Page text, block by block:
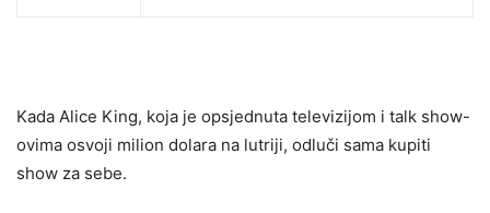
Kada Alice King, koja je opsjednuta televizijom i talk show-
ovima osvoji milion dolara na lutriji, odluči sama kupiti
show za sebe.